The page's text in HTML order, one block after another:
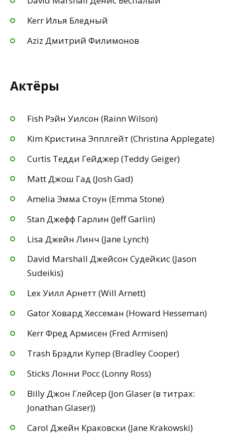
Kerr Илья Бледный
Aziz Дмитрий Филимонов
Актёры
Fish Рэйн Уилсон (Rainn Wilson)
Kim Кристина Эпплгейт (Christina Applegate)
Curtis Тедди Гейджер (Teddy Geiger)
Matt Джош Гад (Josh Gad)
Amelia Эмма Стоун (Emma Stone)
Stan Джефф Гарлин (Jeff Garlin)
Lisa Джейн Линч (Jane Lynch)
David Marshall Джейсон Судейкис (Jason
Sudeikis)
Lex Уилл Арнетт (Will Arnett)
Gator Ховард Хессеман (Howard Hesseman)
Kerr Фред Армисен (Fred Armisen)
Trash Брэдли Купер (Bradley Cooper)
Sticks Лонни Росс (Lonny Ross)
Billy Джон Глейсер (Jon Glaser (в титрах:
Jonathan Glaser))
Carol Джейн Краковски (Jane Krakowski)